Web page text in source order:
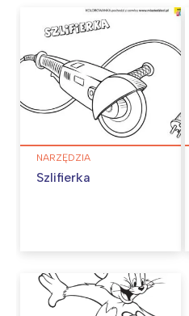
NARZĘDZIA
Szlifierka